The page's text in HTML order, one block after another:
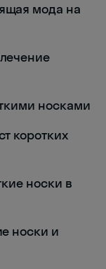
мода на
носками
коротких
носки в
носки и